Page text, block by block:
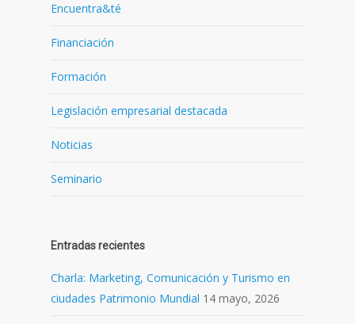
Encuentra&té
Financiación
Formación
Legislación empresarial destacada
Noticias
Seminario
Entradas recientes
Charla: Marketing, Comunicación y Turismo en
ciudades Patrimonio Mundial 14 mayo, 2026